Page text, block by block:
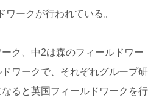
ークが行われている。
ク、中2は森のフィールドワー
ワークで、それぞれグループ研
ると英国フィールドワークを行